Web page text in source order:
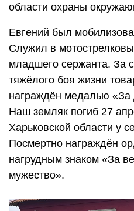
области охраны
Евгений был
Служил в
младшего сержанта. За
тяжёлого боя жизни
награждён медалью «За
Наш земляк погиб 27
Харьковской области у
Посмертно награждён
нагрудным знаком «За
мужество».